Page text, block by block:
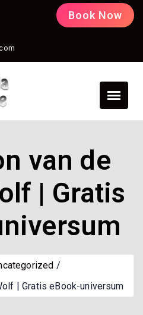
Book Now
van de
| Gratis
| Gratis eBook-universum